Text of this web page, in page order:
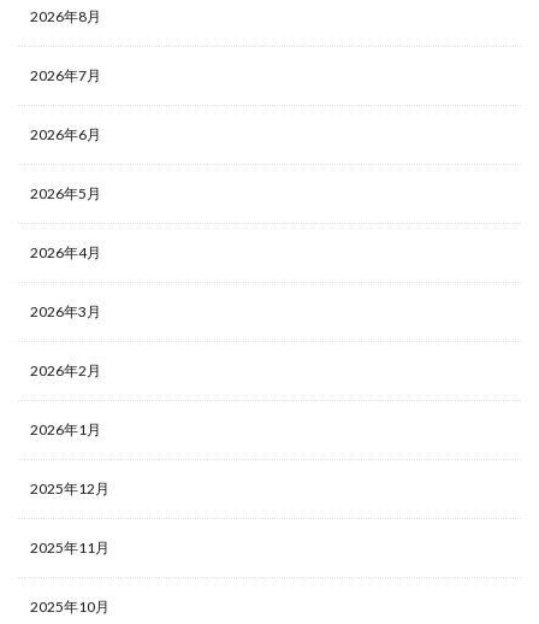
2026年8月
2026年7月
2026年6月
2026年5月
2026年4月
2026年3月
2026年2月
2026年1月
2025年12月
2025年11月
2025年10月